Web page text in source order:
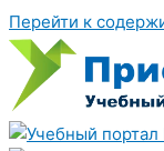
Перейти к